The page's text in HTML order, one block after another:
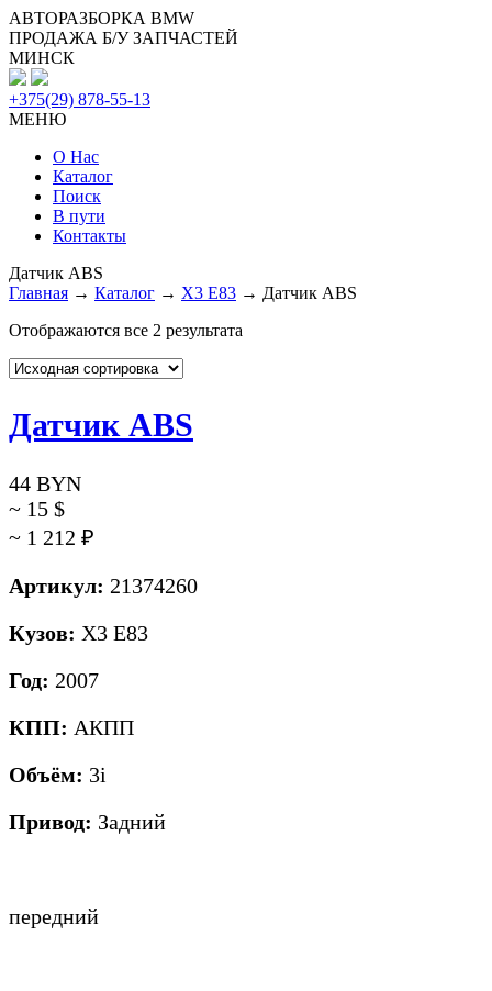
АВТОРАЗБОРКА BMW
ПРОДАЖА Б/У ЗАПЧАСТЕЙ
МИНСК
+375(29) 878-55-13
МЕНЮ
О Нас
Каталог
Поиск
В пути
Контакты
Датчик ABS
Главная → Каталог → X3 E83 → Датчик ABS
Отображаются все 2 результата
Датчик ABS
44 BYN
~ 15 $
~ 1 212 ₽
Артикул: 21374260
Кузов: X3 E83
Год: 2007
КПП: АКПП
Объём: 3i
Привод: Задний
передний